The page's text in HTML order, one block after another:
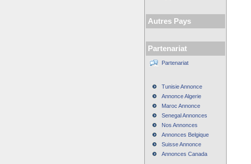
Autres Pays
Partenariat
Partenariat
Tunisie Annonce
Annonce Algerie
Maroc Annonce
Senegal Annonces
Nos Annonces
Annonces Belgique
Suisse Annonce
Annonces Canada